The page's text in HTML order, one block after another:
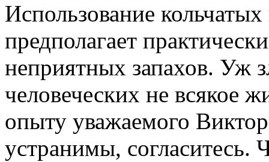
Использование
предполагает
неприятных запахов. Уж
человеческих не всякое
опыту уважаемого
устранимы, согласитесь.